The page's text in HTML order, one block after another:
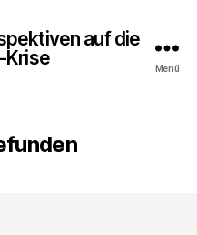
auf die
Krise
Menü